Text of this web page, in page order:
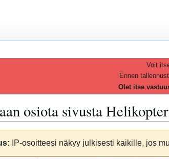
Voit
Ennen
Olet itse
osiota sivusta
IP-osoitteesi näkyy julkisesti kaikille, jos